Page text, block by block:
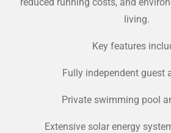
living.
Key features
Fully independent guest
Private swimming pool
Extensive solar energy